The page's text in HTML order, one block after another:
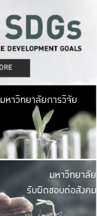
มหาวิ
มีพื้นที่เขียวสดใส
เป็นป่าในเมือง เกษต
มหาวิทยาลัยการวิจัย
มหาวิ
ค
เปิดประ
และพบเรื่องราวใ
มหาวิทยาลัย
รับผิดชอบต่อสังคม